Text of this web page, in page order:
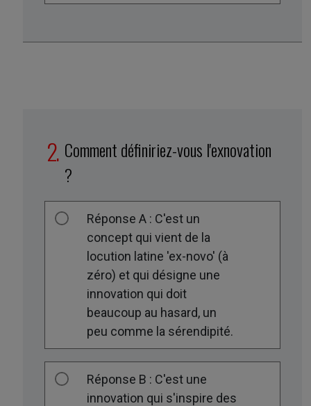
Comment définiriez-vous l'exnovation
?
Réponse A : C'est un
concept qui vient de la
locution latine 'ex-novo' (à
zéro) et qui désigne une
innovation qui doit
beaucoup au hasard, un
peu comme la sérendipité.
Réponse B : C'est une
innovation qui s'inspire des